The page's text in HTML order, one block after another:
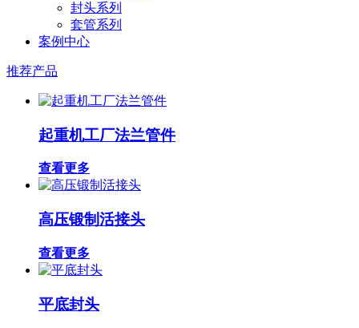
封头系列
套管系列
案例中心
推荐产品
起重机工厂法兰管件
查看更多
高压锻制活接头
查看更多
平底封头